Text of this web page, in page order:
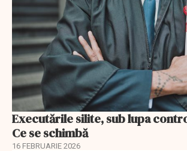
Executările silite, sub lupa
Ce se schimbă
16 FEBRUARIE 2026